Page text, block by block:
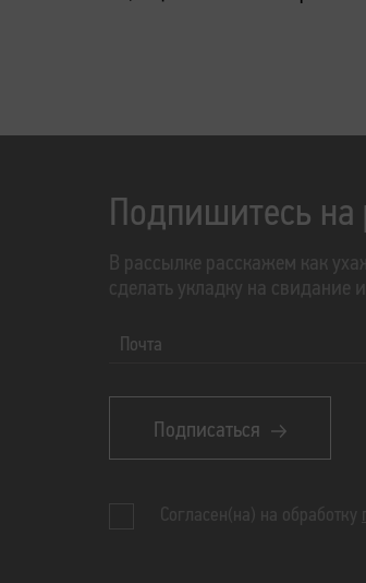
Подпишитесь на
В рассылке расскажем как
сделать укладку на свидание
Почта
Подписаться
Согласен(на) на обработку